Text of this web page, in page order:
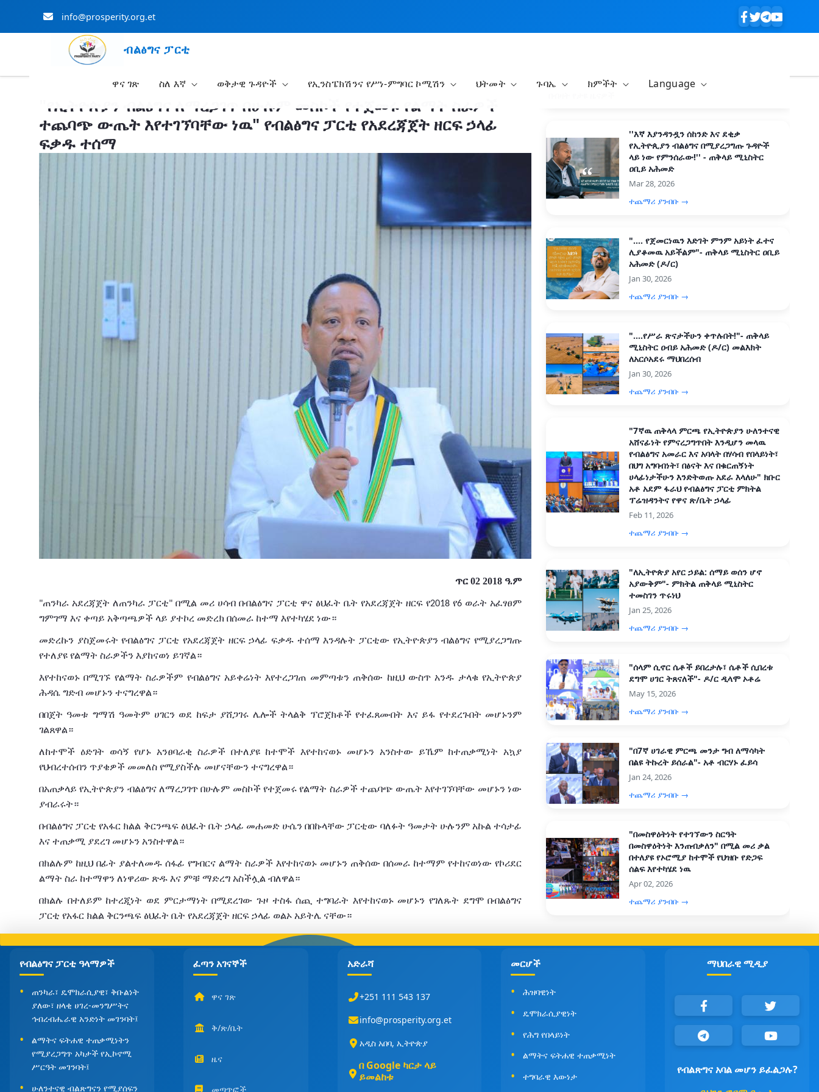
info@prosperity.org.et
ብልፅግና ፓርቲ
ዋና ገጽ ስለ እኛ ወቅታዊ ጉዳዮች የኢንስፔክሽንና የሥነ-ምግባር ኮሚሽን ህትመት ጉባኤ ክምችት Language
"የኢትዮጵያን ብልፅግና ለማረጋገጥ በሁሉም መስኮች የተጀመሩ የልማት ስራዎች
ተጨባጭ ውጤት እየተገኘባቸው ነዉ" የብልፅግና ፓርቲ የአደረጃጀት ዘርፍ ኃላፊ
ፍቃዱ ተሰማ
ጥር 02 2018 ዓ.ም
"ጠንካራ አደረጃጀት ለጠንካራ ፓርቲ"በሚል መሪ ሀሳብ በብልፅግና ፓርቲ ዋና ፅህፈት ቤት የአደረጃጀት ዘርፍ የ2018 የ6 ወራት አፈፃፀም
ግምገማ እና ቀጣይ አቅጣጫዎች ላይ ያተኮረ መድረክ በሰመራ ከተማ እየተካሄደ ነው።
መድረኩን ያስጀመሩት የብልፅግና ፓርቲ የአደረጃጀት ዘርፍ ኃላፊ ፍቃዱ ተሰማ እንዳሉት ፓርቲው የኢትዮጵያን ብልፅግና የሚያረጋግጡ
የተለያዩ የልማት ስራዎችን እያከናወነ ይገኛል።
እየተከናወኑ በሚገኙ የልማት ስራዎችም የብልፅግና አይቀሬነት እየተረጋገጠ መምጣቱን ጠቅሰው ከዚህ ውስጥ አንዱ ታላቁ የኢትዮጵያ
ሕዳሴ ግድብ መሆኑን ተናግረዋል።
በበጀት ዓመቱ ግማሽ ዓመትም ሀገርን ወደ ከፍታ ያሸጋገሩ ሌሎች ትላልቅ ፕሮጀክቶች የተፈጸሙበት እና ይፋ የተደረጉበት መሆኑንም
ገልጸዋል።
ለከተሞች ዕድገት ወሳኝ የሆኑ አንፀባራቂ ስራዎች በተለያዩ ከተሞች እየተከናወኑ መሆኑን አንስተው ይኼም ከተጠቃሚነት
አኳያ
የህብረተሰብን ጥያቄዎች መመለስ የሚያስችሉ መሆናቸውን ተናግረዋል።
በአጠቃላይ የኢትዮጵያን ብልፅግና ለማረጋገጥ በሁሉም መስኮች የተጀመሩ የልማት ስራዎች ተጨባጭ ውጤት እየተገኘባቸው መሆኑን ነው
ያብራሩት።
በብልፅግና ፓርቲ የአፋር ክልል ቅርንጫፍ ፅህፈት ቤት ኃላፊ መሐመድ ሁሴን በበኩላቸው ፓርቲው ባለፉት ዓመታት ሁሉንም አኩል ተሳታፊ
እና ተጠቃሚ ያደረገ መሆኑን አንስተዋል።
በክልሉም ከዚህ በፊት ያልተለመዱ ሰፋፊ የግብርና ልማት ስራዎች እየተከናወኑ መሆኑን ጠቅሰው በሰመራ ከተማም የተከናወነው የኮሪደር
ልማት ስራ ከተማዋን ለነዋሪው ጽዱ እና ምቹ ማድረግ አስችሏል ብለዋል።
በክልሉ በተለይም ከተረጂነት ወደ ምርታማነት በሚደረገው ጉዞ ተስፋ ሰጪ ተግባራት እየተከናወኑ መሆኑን የገለጹት ደግሞ በብልፅግና
ፓርቲ የአፋር ክልል ቅርንጫፍ ፅህፈት ቤት የአደረጃጀት ዘርፍ ኃላፊ ወልኦ አይትሌ ናቸው።
''እኛ እያንዳንዷን ሰከንድ እና ደቂቃ
የኢትዮጲያን ብልፅግና በሚያረጋግጡ ጉዳዮች
ላይ ነው የምንሰራው!'' - ጠቅላይ ሚኒስትር
ዐቢይ አሕመድ
Mar 28, 2026
ተጨማሪ ያንብቡ →
".... የጀመርነዉን እድገት ምንም አይነት ፈተና
ሊያቆመዉ አይችልም"- ጠቅላይ ሚኒስትር ዐቢይ
አሕመድ (ዶ/ር)
Jan 30, 2026
ተጨማሪ ያንብቡ →
"....የሥራ ጽናታችሁን ቀጥሉበት!"- ጠቅላይ
ሚኒስትር ዐብይ አሕመድ (ዶ/ር) መልእክት
ለአርሶአደሩ ማህበረሰብ
Jan 30, 2026
ተጨማሪ ያንብቡ →
"7ኛዉ ጠቅላላ ምርጫ የኢትዮጵያን ሁለንተናዊ
አሸናፊነት የምናረጋግጥበት እንዲሆን መላዉ
የብልፅግና አመራር እና አባላት በሃሳብ የበላይነት፣
በህግ አግባብነት፣ በፅናት እና በቁርጠኝነት
ሀላፊነታችሁን እንድትወጡ አደራ እላለሁ" ክቡር
አቶ አደም ፋራህ የብልፅግና ፓርቲ ምክትል
ፕሬዝዳንትና የዋና ጽ/ቤት ኃላፊ
Feb 11, 2026
ተጨማሪ ያንብቡ →
"ለኢትዮጵያ አየር ኃይል: ሰማይ ወሰን ሆኖ
አያውቅም"- ምክትል ጠቅላይ ሚኒስትር
ተመስገን ጥሩነህ
Jan 25, 2026
ተጨማሪ ያንብቡ →
"ሰላም ሲኖር ሴቶች ይበረታሉ፣ ሴቶች ሲበረቱ
ደግሞ ሀገር ትጸናለች"- ዶ/ር ዲላሞ ኦቶሬ
May 15, 2026
ተጨማሪ ያንብቡ →
"በ7ኛ ሀገራዊ ምርጫ መንታ ግብ ለማሳካት
በልዩ ትኩረት ይሰራል"- አቶ ብርሃኑ ፈይሳ
Jan 24, 2026
ተጨማሪ ያንብቡ →
"በመስዋዕትነት የተገኘውን ስርዓት
በመስዋዕትነት እንጠብቃለን" በሚል መሪ ቃል
በተለያዩ የኦሮሚያ ከተሞች የህዝቡ የድጋፍ
ሰልፍ እየተካሄደ ነዉ
Apr 02, 2026
ተጨማሪ ያንብቡ →
የብልፅግና ፓርቲ ዓላማዎች
ጠንካራ፣ ዴሞክራሲያዊ፣ ቅቡልነት
ያለው፣ ዘላቂ ሀገረ-መንግሥትና
ኅብረብሔራዊ አንድነት መገንባት፤
ልማትና ፍትሐዊ ተጠቃሚነትን
የሚያረጋግጥ አካታች የኢኮኖሚ
ሥርዓት መገንባት፤
ሁለንተናዊ ብልጽግናን የሚያሰፍን
ፈጣን አገናኞች
ዋና ገጽ
ቅ/ጽ/ቤት
ዜና
መጣጥፎች
አድራሻ
+251 111 543 137
info@prosperity.org.et
አዲስ አበባ, ኢትዮጵያ
በ Google ካርታ ላይ
ይመልከቱ
መርሆች
ሕዝባዊነት
ዴሞክራሲያዊነት
የሕግ የበላይነት
ልማትና ፍትሐዊ ተጠቃሚነት
ተግባራዊ እውነታ
ማህበራዊ ሚዲያ
የብልጽግና አባል መሆን ይፈልጋሉ?